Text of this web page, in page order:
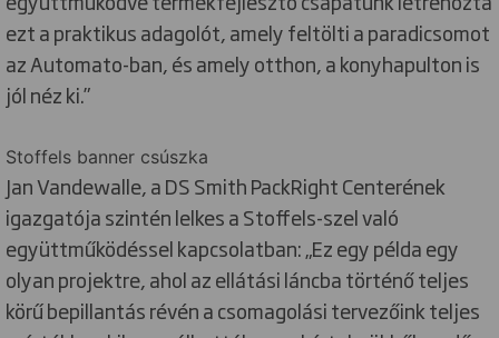
ezt a praktikus adagolót, amely feltölti a paradicsomot
az Automato-ban, és amely otthon, a konyhapulton is
jól néz ki.”
Stoffels banner csúszka
Jan Vandewalle, a DS Smith PackRight Centerének
igazgatója szintén lelkes a Stoffels-szel való
együttműködéssel kapcsolatban: „Ez egy példa egy
olyan projektre, ahol az ellátási láncba történő teljes
körű bepillantás révén a csomagolási tervezőink teljes